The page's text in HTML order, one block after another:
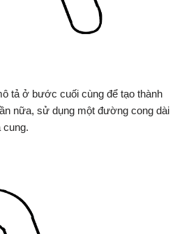
tả ở bước cuối cùng để tạo thành
nữa, sử dụng một đường cong dài
cung.